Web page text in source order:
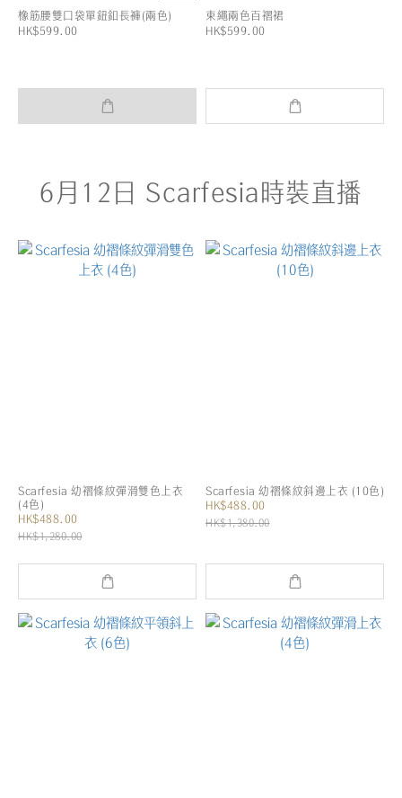
橡筋腰雙口袋單鈕釦長褲(兩色)
HK$599.00
束繩兩色百褶裙
HK$599.00
6月12日 Scarfesia時裝直播
Scarfesia 幼褶條紋彈滑雙色上衣
(4色)
HK$488.00
HK$1,280.00
Scarfesia 幼褶條紋斜邊上衣 (10色)
HK$488.00
HK$1,380.00